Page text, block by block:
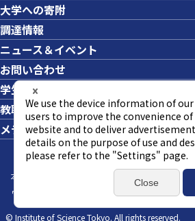
大学への寄附
調達情報
ニュース＆イベント
お問い合わせ
学生の採用
教職員への業務依頼
メディアの方
本サイトについて
個人情報の取り扱い
ウェブアクセシビリティ方針
© Institute of Science Tokyo. All rights reserved.